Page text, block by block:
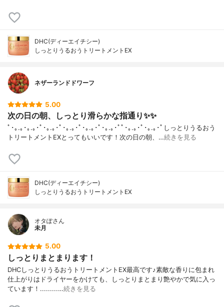
DHC(ディーエイチシー)
しっとりうるおうトリートメントEX
ネザーランドドワーフ
5.00
次の日の朝、しっとり滑らかな指通り✨✨
ﾟ･｡.｡･｡.｡･ﾟ･｡.｡･ﾟ･｡.｡･ﾟ･｡.｡･ﾟ･｡.｡･ﾟﾟ･｡.｡･ﾟ･｡.｡･ﾟしっとりうるおう
トリートメントEXとってもいいです！次の日の朝、…続きを見る
DHC(ディーエイチシー)
しっとりうるおうトリートメントEX
オタぽさん
未月
5.00
しっとりまとまります！
DHCしっとりうるおうトリートメントEX最高です♪素敵な香りに包まれ
仕上がりはドライヤーをかけても、しっとりまとまり艶やかで気に入っ
ています！.........…続きを見る